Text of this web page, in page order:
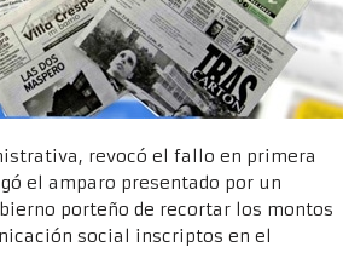
revocó el fallo en primera
el amparo presentado por un
porteño de recortar los montos
social inscriptos en el